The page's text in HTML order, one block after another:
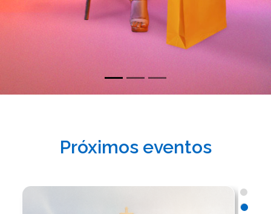
Próximos eventos